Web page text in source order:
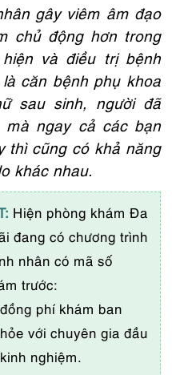
gây viêm âm đạo
chủ động hơn trong
và điều trị bệnh
căn bệnh phụ khoa
sau sinh, người đã
ngay cả các bạn
thì cũng có khả năng
khác nhau.
Hiện phòng khám Đa
đang có chương trình
nhân có mã số
trước:
phí khám ban
với chuyên gia đầu
nghiệm.